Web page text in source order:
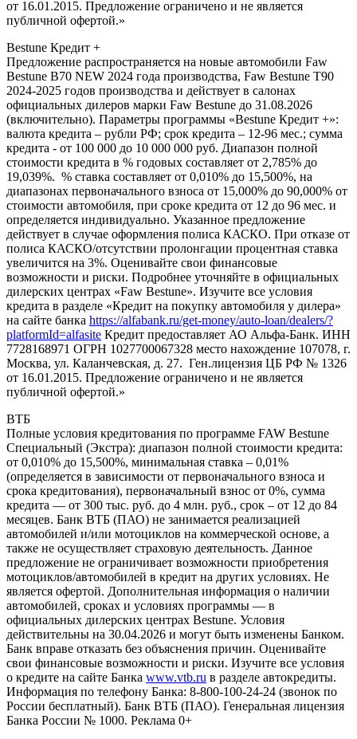
от 16.01.2015. Предложение ограничено и не является
публичной офертой.»
Bestune Кредит +
Предложение распространяется на новые автомобили Faw
Bestune B70 NEW 2024 года производства, Faw Bestune T90
2024-2025 годов производства и действует в салонах
официальных дилеров марки Faw Bestune до 31.08.2026
(включительно). Параметры программы «Bestune Кредит +»:
валюта кредита – рубли РФ; срок кредита – 12-96 мес.; сумма
кредита - от 100 000 до 10 000 000 руб. Диапазон полной
стоимости кредита в % годовых составляет от 2,785% до
19,039%. % ставка составляет от 0,010% до 15,500%, на
диапазонах первоначального взноса от 15,000% до 90,000% от
стоимости автомобиля, при сроке кредита от 12 до 96 мес. и
определяется индивидуально. Указанное предложение
действует в случае оформления полиса КАСКО. При отказе от
полиса КАСКО/отсутствии пролонгации процентная ставка
увеличится на 3%. Оценивайте свои финансовые
возможности и риски. Подробнее уточняйте в официальных
дилерских центрах «Faw Bestune». Изучите все условия
кредита в разделе «Кредит на покупку автомобиля у дилера»
на сайте банка https://alfabank.ru/get-money/auto-loan/dealers/?
platformId=alfasite Кредит предоставляет АО Альфа-Банк. ИНН
7728168971 ОГРН 1027700067328 место нахождение 107078, г.
Москва, ул. Каланчевская, д. 27. Ген.лицензия ЦБ РФ № 1326
от 16.01.2015. Предложение ограничено и не является
публичной офертой.»
ВТБ
Полные условия кредитования по программе FAW Bestune
Специальный (Экстра): диапазон полной стоимости кредита:
от 0,010% до 15,500%, минимальная ставка – 0,01%
(определяется в зависимости от первоначального взноса и
срока кредитования), первоначальный взнос от 0%, сумма
кредита — от 300 тыс. руб. до 4 млн. руб., срок – от 12 до 84
месяцев. Банк ВТБ (ПАО) не занимается реализацией
автомобилей и/или мотоциклов на коммерческой основе, а
также не осуществляет страховую деятельность. Данное
предложение не ограничивает возможности приобретения
мотоциклов/автомобилей в кредит на других условиях. Не
является офертой. Дополнительная информация о наличии
автомобилей, сроках и условиях программы — в
официальных дилерских центрах Bestune. Условия
действительны на 30.04.2026 и могут быть изменены Банком.
Банк вправе отказать без объяснения причин. Оценивайте
свои финансовые возможности и риски. Изучите все условия
о кредите на сайте Банка www.vtb.ru в разделе автокредиты.
Информация по телефону Банка: 8-800-100-24-24 (звонок по
России бесплатный). Банк ВТБ (ПАО). Генеральная лицензия
Банка России № 1000. Реклама 0+